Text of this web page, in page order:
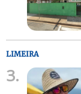
LIMEIRA
3.